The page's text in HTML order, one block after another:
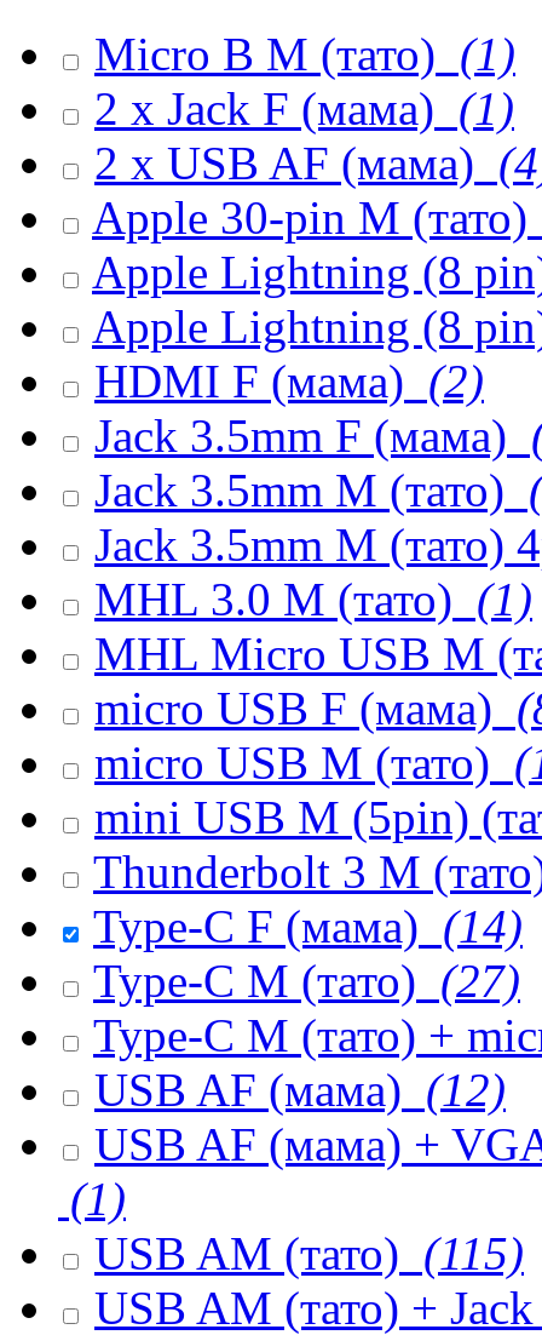
Micro B M (тато) (1)
2 x Jack F (мама) (1)
2 x USB AF (мама)
Apple 30-pin M (тато)
Apple Lightning (8
Apple Lightning (8
HDMI F (мама) (2)
Jack 3.5mm F (мама)
Jack 3.5mm M (тато)
Jack 3.5mm M (тато)
MHL 3.0 M (тато) (1)
MHL Micro USB M
micro USB F (мама)
micro USB M (тато)
mini USB M (5pin)
Thunderbolt 3 M
Type-C F (мама) (14)
Type-C M (тато) (27)
Type-C M (тато) +
USB AF (мама) (12)
USB AF (мама) +
(1)
USB AM (тато) (115)
USB AM (тато) +